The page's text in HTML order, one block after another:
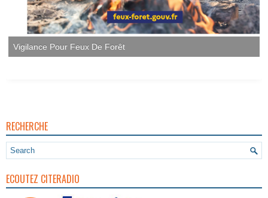
RECHERCHE
ECOUTEZ CITERADIO